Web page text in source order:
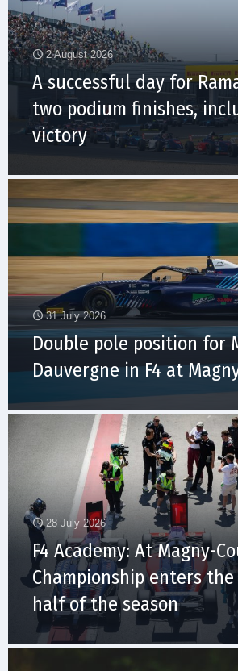
2 August 2026
A successful day for
two podium finishes,
victory
31 July 2026
Double pole position for
Dauvergne in F4 at
28 July 2026
F4 Academy: At Magny-
Championship enters the
half of the season